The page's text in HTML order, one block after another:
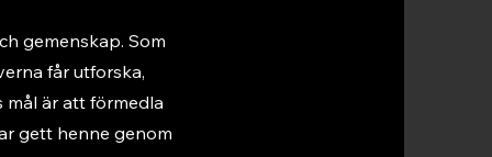
gemenskap. Som
får utforska,
mål är att förmedla
gett henne genom